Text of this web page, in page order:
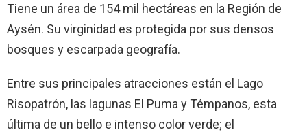
Tiene un área de 154 mil hectáreas en la Región de
Aysén. Su virginidad es protegida por sus densos
bosques y escarpada geografía.
Entre sus principales atracciones están el Lago
Risopatrón, las lagunas El Puma y Témpanos, esta
última de un bello e intenso color verde; el